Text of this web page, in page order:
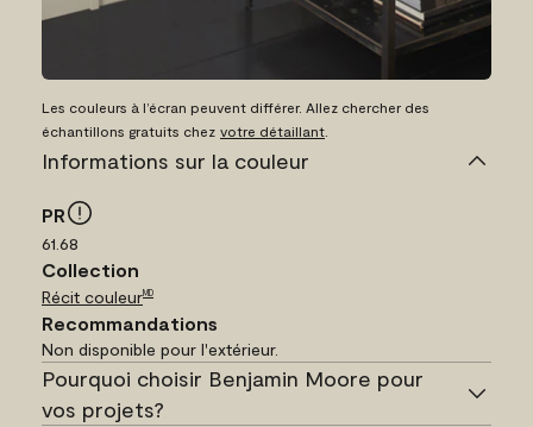
Les couleurs à l’écran peuvent différer. Allez chercher des
échantillons gratuits chez votre détaillant
Informations sur la couleur
PR
61.68
Collection
Récit couleurMD
Recommandations
Non disponible pour l'extérieur.
Pourquoi choisir Benjamin Moore pour
vos projets?